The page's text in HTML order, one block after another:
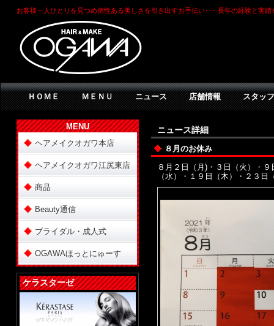
お客様一人ひとりを見つめ個性ある美しさを引き出すお手伝い･･･ 長年の経験と実
ＨＯＭＥ ＭＥＮＵ ニュース 店舗情報 スタッ
MENU
ヘアメイクオガワ本店
ヘアメイクオガワ江尻東店
商品
Beauty通信
ブライダル・成人式
OGAWAほっとにゅーす
ケラスターゼ
ニュース詳細
８月のお休み
８月２日（月)・３日（火）・
（水）・１９日（木）・２３